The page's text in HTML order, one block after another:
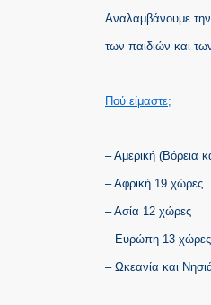
Αναλαμβάνουμε την
των παιδιών και
Πού είμαστε;
– Αμερική (Βόρεια
– Αφρική 19 χώρες
– Ασία 12 χώρες
– Ευρώπη 13 χώρες
– Ωκεανία και